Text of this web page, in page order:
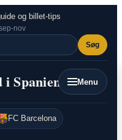
og billet-tips
nov
Søg
i Spanien Menu
FC Barcelona